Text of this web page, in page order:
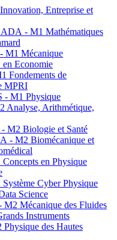
Entreprise et
- M1 Mathématiques
M1 Mécanique
Economie
Fondements de
MPRI
- M1 Physique
Analyse, Arithmétique,
M2 Biologie et Santé
- M2 Biomécanique et
en Physique
Cyber Physique
Science
Mécanique des Fluides
Instruments
des Hautes